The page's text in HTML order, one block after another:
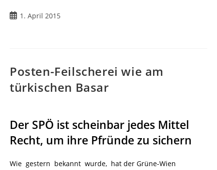
Beitrag1. April 2015
Posten-Feilscherei wie am
türkischen Basar
Der SPÖ ist scheinbar jedes Mittel
Recht, um ihre Pfründe zu sichern
Wie gestern bekannt wurde, hat der Grüne-Wien